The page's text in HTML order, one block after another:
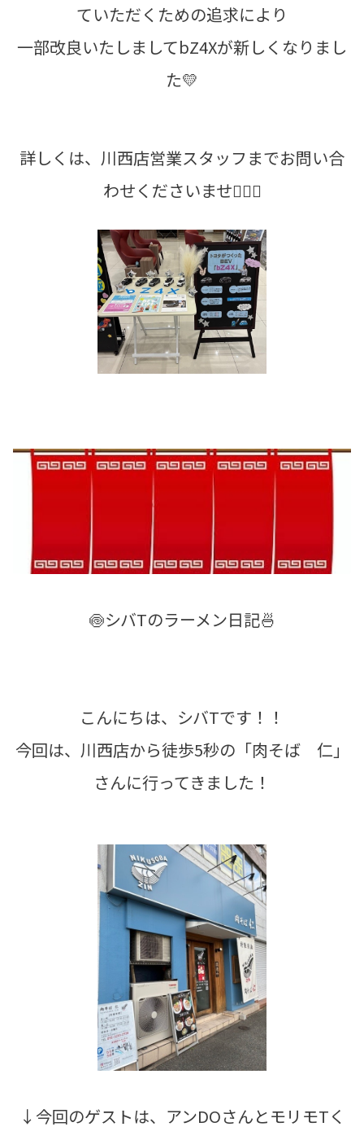
ていただくための追求により
一部改良いたしましてbZ4Xが新しくなりまし
た💛
詳しくは、川西店営業スタッフまでお問い合
わせくださいませ💁🏻‍♀️
🍥シバTのラーメン日記🍜
こんにちは、シバTです！！
今回は、川西店から徒歩5秒の「肉そば 仁」
さんに行ってきました！
↓今回のゲストは、アンDOさんとモリモTく